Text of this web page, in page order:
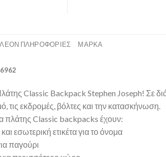
ΠΛΗΡΟΦΟΡΊΕΣ ΜΆΡΚΑ
Classic Backpack Stephen Joseph! Σε
τις εκδρομές, βόλτες και την κατασκήνωση.
πλάτης Classic backpacks έχουν:
εσωτερική ετικέτα για το όνομα
παγούρι